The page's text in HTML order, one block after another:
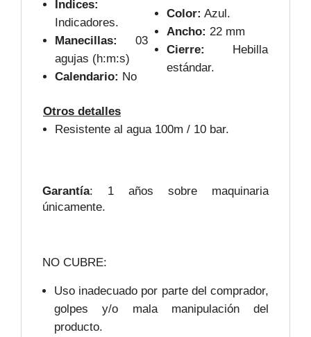
Índices:
Indicadores.
Manecillas:
03
agujas (h:m:s)
Calendario: No
Color: Azul.
Ancho: 22 mm
Cierre:
Hebilla
estándar.
Otros detalles
Resistente al agua 100m / 10 bar.
Garantía: 1 años sobre maquinaria
únicamente.
NO CUBRE:
Uso inadecuado por parte del comprador,
golpes y/o mala manipulación del
producto.